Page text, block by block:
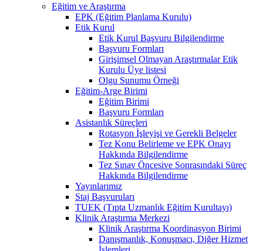
Eğitim ve Araştırma
EPK (Eğitim Planlama Kurulu)
Etik Kurul
Etik Kurul Başvuru Bilgilendirme
Başvuru Formları
Girişimsel Olmayan Araştırmalar Etik
Kurulu Üye listesi
Olgu Sunumu Örneği
Eğitim-Arge Birimi
Eğitim Birimi
Başvuru Formları
Asistanlık Süreçleri
Rotasyon İşleyişi ve Gerekli Belgeler
Tez Konu Belirleme ve EPK Onayı
Hakkında Bilgilendirme
Tez Sınav Öncesive Sonrasındaki Süreç
Hakkında Bilgilendirme
Yayınlarımız
Staj Başvuruları
TUEK (Tıpta Uzmanlık Eğitim Kurultayı)
Klinik Araştırma Merkezi
Klinik Araştırma Koordinasyon Birimi
Danışmanlık, Konuşmacı, Diğer Hizmet